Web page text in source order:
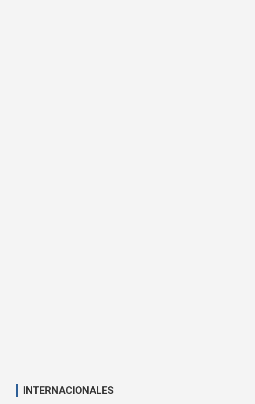
INTERNACIONALES